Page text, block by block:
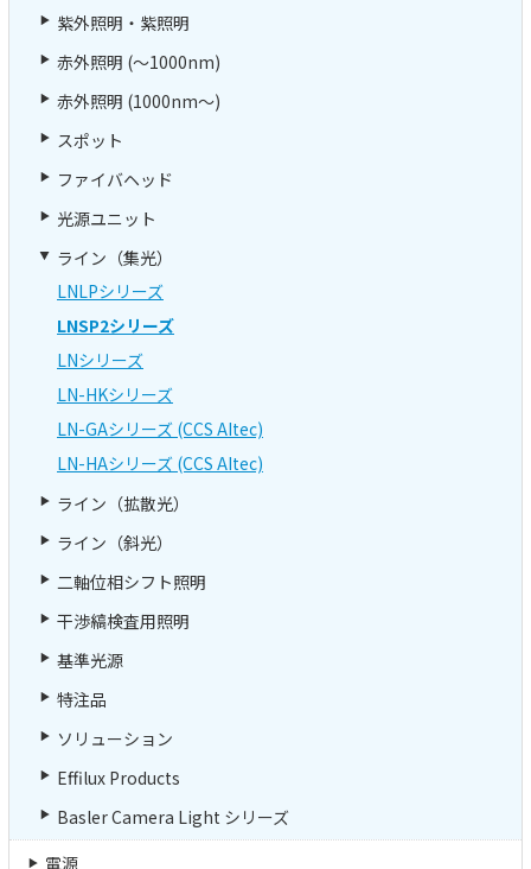
紫外照明・紫照明
赤外照明 (～1000nm)
赤外照明 (1000nm～)
スポット
ファイバヘッド
光源ユニット
ライン（集光）
LNLPシリーズ
LNSP2シリーズ
LNシリーズ
LN-HKシリーズ
LN-GAシリーズ (CCS AItec)
LN-HAシリーズ (CCS AItec)
ライン（拡散光）
ライン（斜光）
二軸位相シフト照明
干渉縞検査用照明
基準光源
特注品
ソリューション
Effilux Products
Basler Camera Light シリーズ
電源